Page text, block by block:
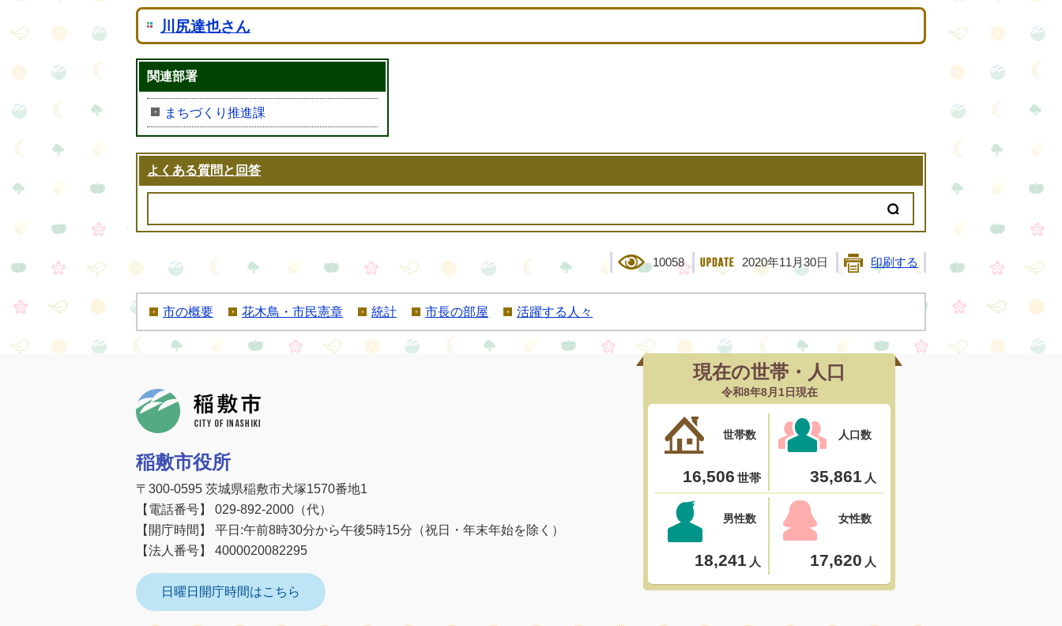
川尻達也さん
関連部署
まちづくり推進課
よくある質問と回答
10058 2020年11月30日 印刷する
市の概要 花木鳥・市民憲章 統計 市長の部屋 活躍する人々
稲敷市役所
〒300-0595 茨城県稲敷市犬塚1570番地1
【電話番号】 029-892-2000（代）
【開庁時間】 平日:午前8時30分から午後5時15分（祝日・年末年始を除く）
【法人番号】 4000020082295
日曜日開庁時間はこちら